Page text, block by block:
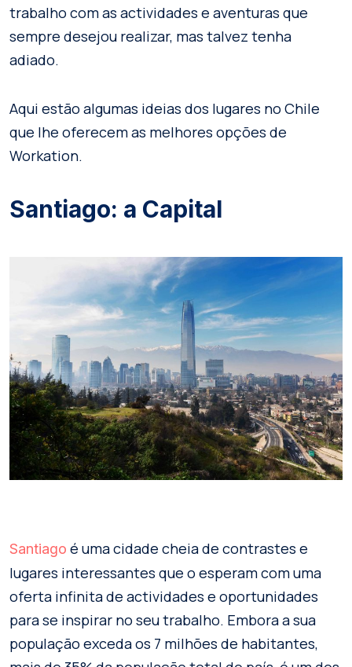
trabalho com as actividades e aventuras que
sempre desejou realizar, mas talvez tenha
adiado.
Aqui estão algumas ideias dos lugares no Chile
que lhe oferecem as melhores opções de
Workation.
Santiago: a Capital
Santiago é uma cidade cheia de contrastes e
lugares interessantes que o esperam com uma
oferta infinita de actividades e oportunidades
para se inspirar no seu trabalho. Embora a sua
população exceda os 7 milhões de habitantes,